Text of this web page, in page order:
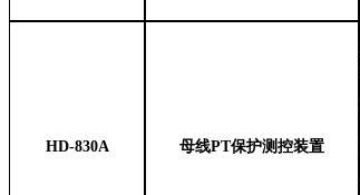
HD-830A 母线PT保护测控装置